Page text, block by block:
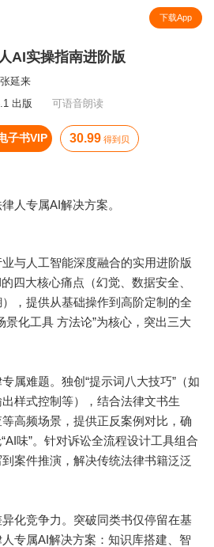
下载App
AI实操指南进阶版
张延来
出版
可语音朗读
子书VIP 30.99 得到贝
人专属AI解决方案。
与人工智能深度融合的实用进阶版
四大核心痛点（幻觉、数据安全、
，提供从基础操作到高阶定制的全
景化工具 方法论”为核心，突出三大
属难题。独创“提示词八大技巧”（如
样式控制等），结合法律文书生
高频场景，提供正反案例对比，确
味”。针对诉讼全流程设计工具组合
案件推演，解决传统法律书籍泛泛
化竞争力。突破同类书仅停留在基
专属AI解决方案：知识库搭建、智